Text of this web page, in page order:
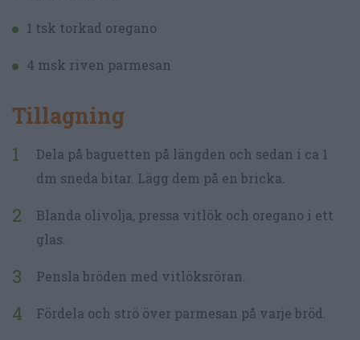
1 tsk torkad oregano
4 msk riven parmesan
Tillagning
Dela på baguetten på längden och sedan i ca 1
dm sneda bitar. Lägg dem på en bricka.
Blanda olivolja, pressa vitlök och oregano i ett
glas.
Pensla bröden med vitlöksröran.
Fördela och strö över parmesan på varje bröd.